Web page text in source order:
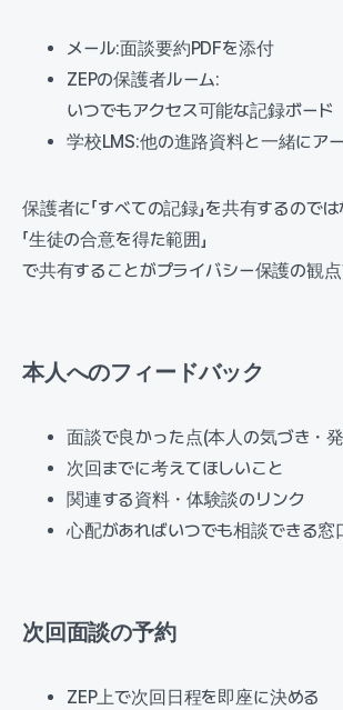
メール:面談要約PDFを添付
ZEPの保護者ルーム:
いつでもアクセス可能な記録ボード
学校LMS:他の進路資料と一緒にア
保護者に「すべての記録」を共有するのでは
「生徒の合意を得た範囲」
で共有することがプライバシー保護の観点
本人へのフィードバック
面談で良かった点(本人の気づき・
次回までに考えてほしいこと
関連する資料・体験談のリンク
心配があればいつでも相談できる窓
次回面談の予約
ZEP上で次回日程を即座に決める